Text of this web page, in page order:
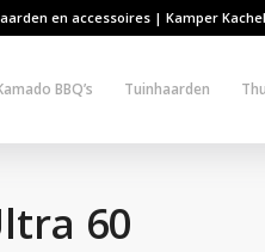
en accessoires | Kamper
BBQ’s Tuinhaarden
60